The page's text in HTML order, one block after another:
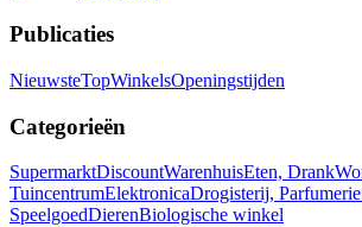
Publicaties
NieuwsteTopWinkelsOpeningstijden
Categorieën
SupermarktDiscountWarenhuisEten, Drank
TuincentrumElektronicaDrogisterij, Parfumerie
SpeelgoedDierenBiologische winkel